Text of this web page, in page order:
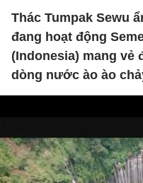
Thác Tumpak Sewu
đang hoạt động
(Indonesia) mang vẻ
dòng nước ào ào